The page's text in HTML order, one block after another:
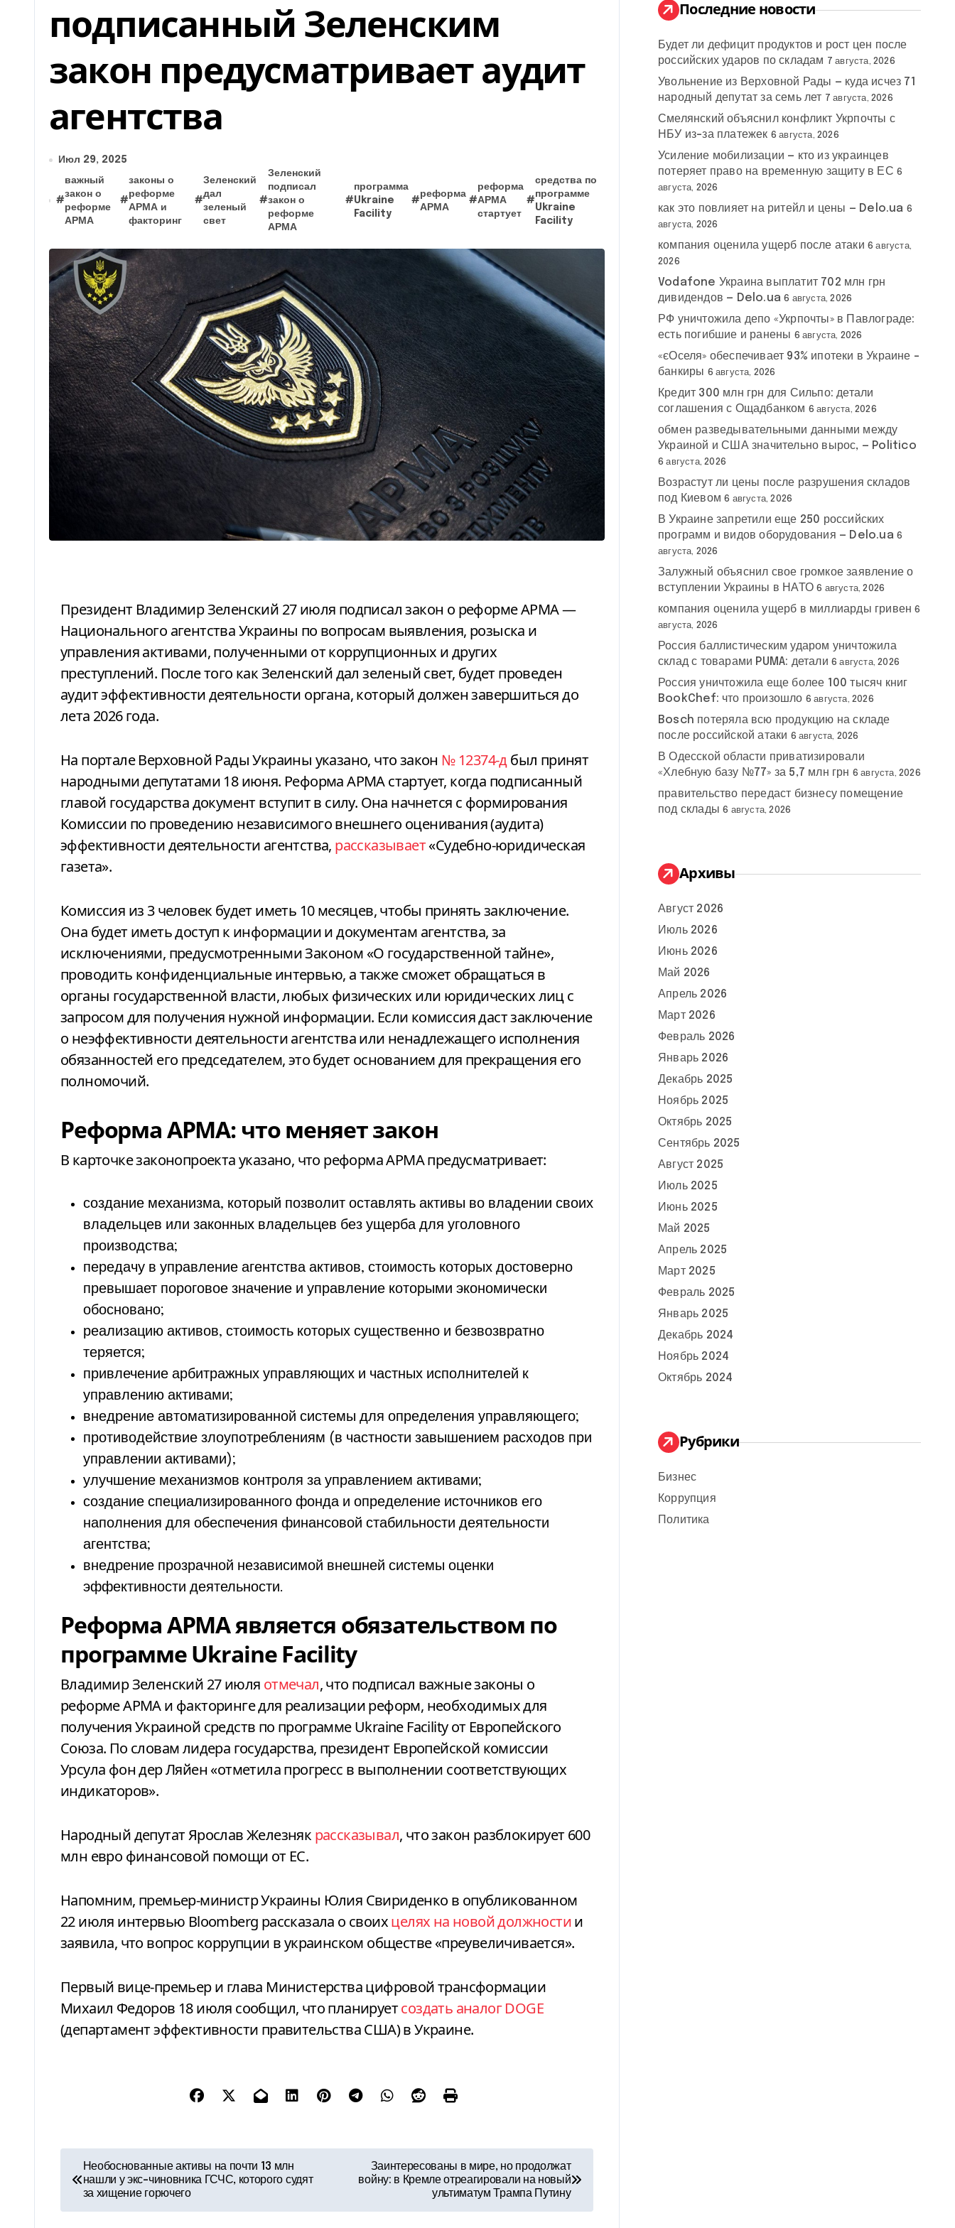
подписанный Зеленским
закон предусматривает аудит
агентства
Июл 29, 2025
#
важный
закон о
реформе
АРМА
#
законы о
реформе
АРМА и
факторинг
#
Зеленский
дал
зеленый
свет
#
Зеленский
подписал
закон о
реформе
АРМА
#
программа
Ukraine
Facility
#
реформа
АРМА
#
реформа
АРМА
стартует
#
средства по
программе
Ukraine
Facility
Президент Владимир Зеленский 27 июля подписал закон о реформе АРМА —
Национального агентства Украины по вопросам выявления, розыска и
управления активами, полученными от коррупционных и других
преступлений. После того как Зеленский дал зеленый свет, будет проведен
аудит эффективности деятельности органа, который должен завершиться до
лета 2026 года.
На портале Верховной Рады Украины указано, что закон № 12374-дбыл принят
народными депутатами 18 июня. Реформа АРМА стартует, когда подписанный
главой государства документ вступит в силу. Она начнется с формирования
Комиссии по проведению независимого внешнего оценивания (аудита)
эффективности деятельности агентства, рассказывает«Судебно-юридическая
газета».
Комиссия из 3 человек будет иметь 10 месяцев, чтобы принять заключение.
Она будет иметь доступ к информации и документам агентства, за
исключениями, предусмотренными Законом «О государственной тайне»,
проводить конфиденциальные интервью, а также сможет обращаться в
органы государственной власти, любых физических или юридических лиц с
запросом для получения нужной информации. Если комиссия даст заключение
о неэффективности деятельности агентства или ненадлежащего исполнения
обязанностей его председателем, это будет основанием для прекращения его
полномочий.
Реформа АРМА: что меняет закон
В карточке законопроекта указано, что реформа АРМА предусматривает:
создание механизма, который позволит оставлять активы во владении своих
владельцев или законных владельцев без ущерба для уголовного
производства;
передачу в управление агентства активов, стоимость которых достоверно
превышает пороговое значение и управление которыми экономически
обосновано;
реализацию активов, стоимость которых существенно и безвозвратно
теряется;
привлечение арбитражных управляющих и частных исполнителей к
управлению активами;
внедрение автоматизированной системы для определения управляющего;
противодействие злоупотреблениям (в частности завышением расходов при
управлении активами);
улучшение механизмов контроля за управлением активами;
создание специализированного фонда и определение источников его
наполнения для обеспечения финансовой стабильности деятельности
агентства;
внедрение прозрачной независимой внешней системы оценки
эффективности деятельности.
Реформа АРМА является обязательством по
программе Ukraine Facility
Владимир Зеленский 27 июля отмечал, что подписал важные законы о
реформе АРМА и факторинге для реализации реформ, необходимых для
получения Украиной средств по программе Ukraine Facility от Европейского
Союза. По словам лидера государства, президент Европейской комиссии
Урсула фон дер Ляйен «отметила прогресс в выполнении соответствующих
индикаторов».
Народный депутат Ярослав Железняк рассказывал, что закон разблокирует 600
млн евро финансовой помощи от ЕС.
Напомним, премьер-министр Украины Юлия Свириденко в опубликованном
22 июля интервью Bloomberg рассказала о своихцелях на новой должностии
заявила, что вопрос коррупции в украинском обществе «преувеличивается».
Первый вице-премьер и глава Министерства цифровой трансформации
Михаил Федоров 18 июля сообщил, что планируетсоздать аналог DOGE
(департамент эффективности правительства США) в Украине.
в
Необоснованные активы на почти 13 млн
нашли у экс-чиновника ГСЧС, которого судят
за хищение горючего
Заинтересованы в мире, но продолжат
войну: в Кремле отреагировали на новый
ультиматум Трампа Путину
:
Последние новости
Будет ли дефицит продуктов и рост цен после
российских ударов по складам 7 августа, 2026
Увольнение из Верховной Рады — куда исчез 71
народный депутат за семь лет 7 августа, 2026
Смелянский объяснил конфликт Укрпочты с
НБУ из-за платежек 6 августа, 2026
Усиление мобилизации — кто из украинцев
потеряет право на временную защиту в ЕС 6
августа, 2026
как это повлияет на ритейл и цены — Delo.ua 6
августа, 2026
компания оценила ущерб после атаки 6 августа,
2026
Vodafone Украина выплатит 702 млн грн
дивидендов — Delo.ua 6 августа, 2026
РФ уничтожила депо «Укрпочты» в Павлограде:
есть погибшие и ранены 6 августа, 2026
«єОселя» обеспечивает 93% ипотеки в Украине –
банкиры 6 августа, 2026
Кредит 300 млн грн для Сильпо: детали
соглашения с Ощадбанком 6 августа, 2026
обмен разведывательными данными между
Украиной и США значительно вырос, — Politico
6 августа, 2026
Возрастут ли цены после разрушения складов
под Киевом 6 августа, 2026
В Украине запретили еще 250 российских
программ и видов оборудования — Delo.ua 6
августа, 2026
Залужный объяснил свое громкое заявление о
вступлении Украины в НАТО 6 августа, 2026
компания оценила ущерб в миллиарды гривен 6
августа, 2026
Россия баллистическим ударом уничтожила
склад с товарами PUMA: детали 6 августа, 2026
Россия уничтожила еще более 100 тысяч книг
BookChef: что произошло 6 августа, 2026
Bosch потеряла всю продукцию на складе
после российской атаки 6 августа, 2026
В Одесской области приватизировали
«Хлебную базу №77» за 5,7 млн грн 6 августа, 2026
правительство передаст бизнесу помещение
под склады 6 августа, 2026
Архивы
Август 2026
Июль 2026
Июнь 2026
Май 2026
Апрель 2026
Март 2026
Февраль 2026
Январь 2026
Декабрь 2025
Ноябрь 2025
Октябрь 2025
Сентябрь 2025
Август 2025
Июль 2025
Июнь 2025
Май 2025
Апрель 2025
Март 2025
Февраль 2025
Январь 2025
Декабрь 2024
Ноябрь 2024
Октябрь 2024
Рубрики
Бизнес
Коррупция
Политика